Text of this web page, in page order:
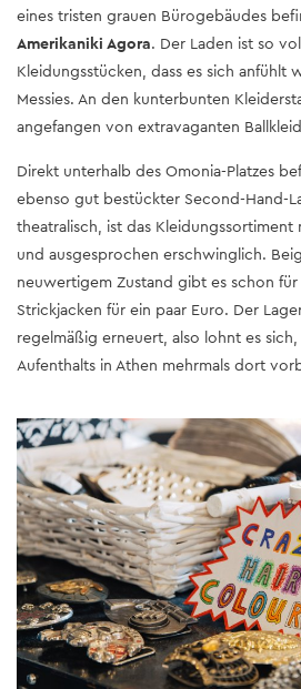
eines tristen grauen Bürogebäudes
Amerikaniki Agora. Der Laden ist so
Kleidungsstücken, dass es sich anfühlt
Messies. An den kunterbunten
angefangen von extravaganten
Direkt unterhalb des Omonia-Platzes
ebenso gut bestückter Second-Hand-
theatralisch, ist das
und ausgesprochen erschwinglich.
neuwertigem Zustand gibt es schon
Strickjacken für ein paar Euro. Der
regelmäßig erneuert, also lohnt es
Aufenthalts in Athen mehrmals dort